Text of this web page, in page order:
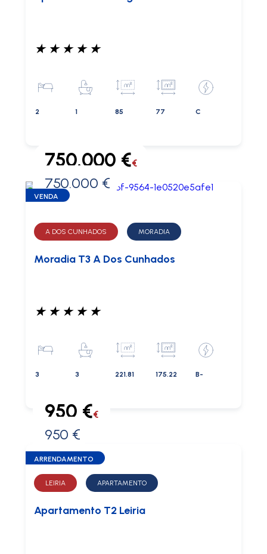
★ ★ ★ ★ ★
2 1 85 77 C
0 €
750.000 €€
750.000 €
VENDA
A DOS CUNHADOS MORADIA
Moradia T3 A Dos Cunhados
★ ★ ★ ★ ★
3 3 221.81 175.22 B-
0 €
950 €€
950 €
ARRENDAMENTO
LEIRIA APARTAMENTO
Apartamento T2 Leiria